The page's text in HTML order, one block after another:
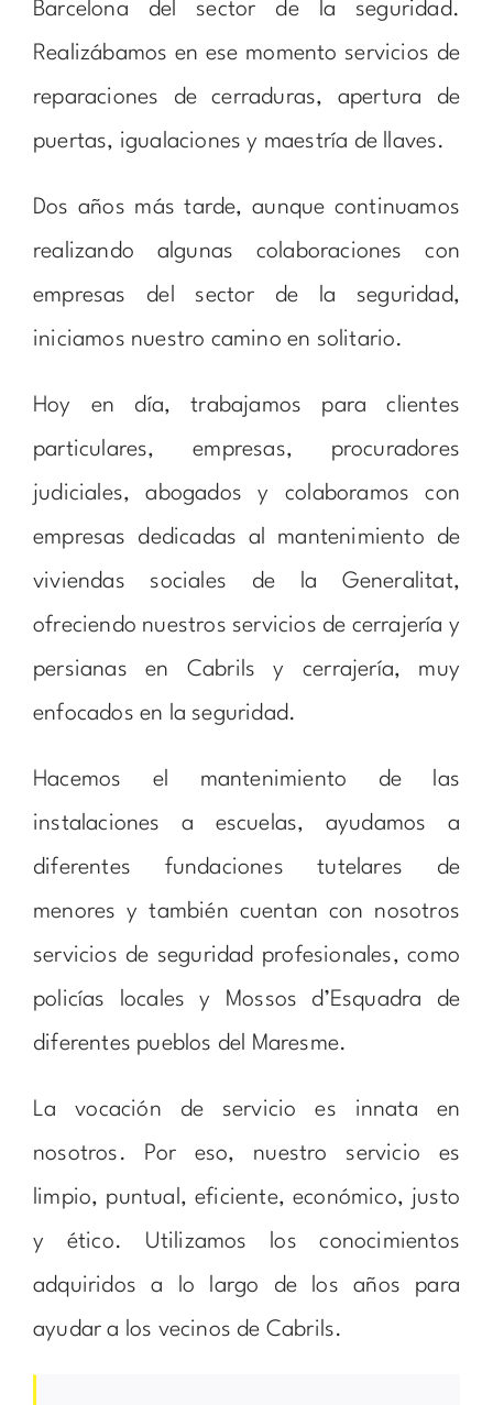
Barcelona del sector de la seguridad.
Realizábamos en ese momento servicios de
reparaciones de cerraduras, apertura de
puertas, igualaciones y maestría de llaves.
Dos años más tarde, aunque continuamos
realizando algunas colaboraciones con
empresas del sector de la seguridad,
iniciamos nuestro camino en solitario.
Hoy en día, trabajamos para clientes
particulares, empresas, procuradores
judiciales, abogados y colaboramos con
empresas dedicadas al mantenimiento de
viviendas sociales de la Generalitat,
ofreciendo nuestros servicios de cerrajería y
persianas en Cabrils y cerrajería, muy
enfocados en la seguridad.
Hacemos el mantenimiento de las
instalaciones a escuelas, ayudamos a
diferentes fundaciones tutelares de
menores y también cuentan con nosotros
servicios de seguridad profesionales, como
policías locales y Mossos d’Esquadra de
diferentes pueblos del Maresme.
La vocación de servicio es innata en
nosotros. Por eso, nuestro servicio es
limpio, puntual, eficiente, económico, justo
y ético. Utilizamos los conocimientos
adquiridos a lo largo de los años para
ayudar a los vecinos de Cabrils.